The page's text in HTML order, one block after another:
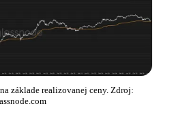
základe realizovanej ceny. Zdroj: